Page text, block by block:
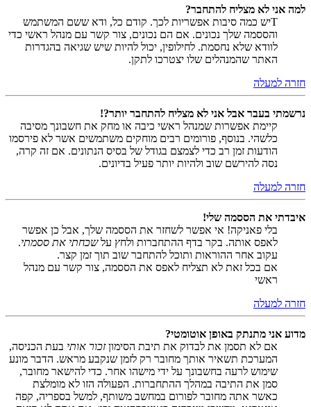
למה אני לא מצליח להתחבר?
Tיש כמה סיבות אפשריות לכך. קודם כל, ודא ששם המשתמש
והססמה שלך נכונים. אם הם נכונים, צור קשר עם מנהל ראשי כדי
לוודא שלא נחסמת. לחילופין, יכול להיות שיש שגיאה בהגדרות
האתר שהמנהלים שלו יצטרכו לתקן.
חזרה למעלה
נרשמתי בעבר אבל אני לא מצליח להתחבר יותר?!
קיימת אפשרות שמנהל ראשי כיבה או מחק את חשבונך מסיבה
כלשהי. בנוסף, פורומים רבים מוחקים משתמשים אשר לא פירסמו
הודעות זמן רב כדי לצמצם בגודל של בסיס הנתונים. אם זה קרה,
נסה להירשם שוב ולהיות יותר פעיל בדיונים.
חזרה למעלה
איבדתי את הססמה שלי!
בלי פאניקה! אי אפשר לשחזר את הססמה שלך, אבל כן אפשר
לאפס אותה. בקר בדף ההתחברות ולחץ עלשכחתי את ססמתי.
עקוב אחר ההוראות ותוכל להתחבר שוב תוך זמן קצר.
אם בכל זאת לא תצליח לאפס את הססמה, צור קשר עם מנהל
ראשי
חזרה למעלה
מדוע אני מתנתק באופן אוטומטי?
אם לא תסמן את לבדוק את תיבת הסימוןזכור אותי בעת הכניסה,
המערכת תשאיר אותך מחובר רק לזמן שנקבע מראש. הדבר מונע
שימוש לרעה בחשבונך על ידי מישהו אחר. כדי להישאר מחובר,
סמן את התיבה במהלך ההתחברות. הפעולה הזו לא מומלצת
כאשר אתה מחובר לפורום במחשב משותף, למשל בספריה, קפה